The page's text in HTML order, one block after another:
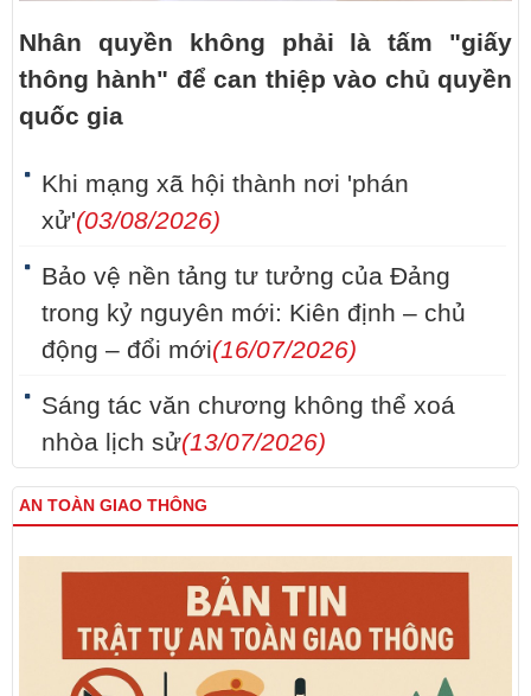
Nhân quyền không phải là tấm "giấy
thông hành" để can thiệp vào chủ quyền
quốc gia
Khi mạng xã hội thành nơi 'phán
xử'(03/08/2026)
Bảo vệ nền tảng tư tưởng của Đảng
trong kỷ nguyên mới: Kiên định – chủ
động – đổi mới(16/07/2026)
Sáng tác văn chương không thể xoá
nhòa lịch sử(13/07/2026)
AN TOÀN GIAO THÔNG